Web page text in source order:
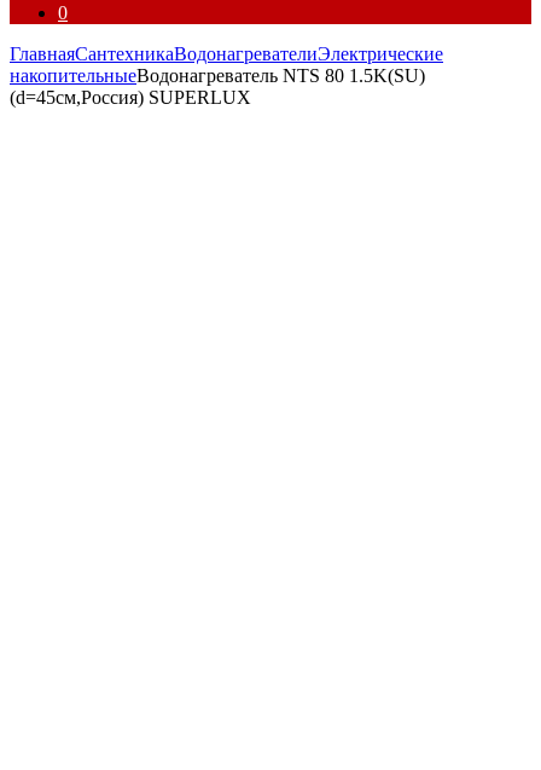
0
ГлавнаяСантехникаВодонагревателиЭлектрические
накопительныеВодонагреватель NTS 80 1.5K(SU)
(d=45см,Россия) SUPERLUX